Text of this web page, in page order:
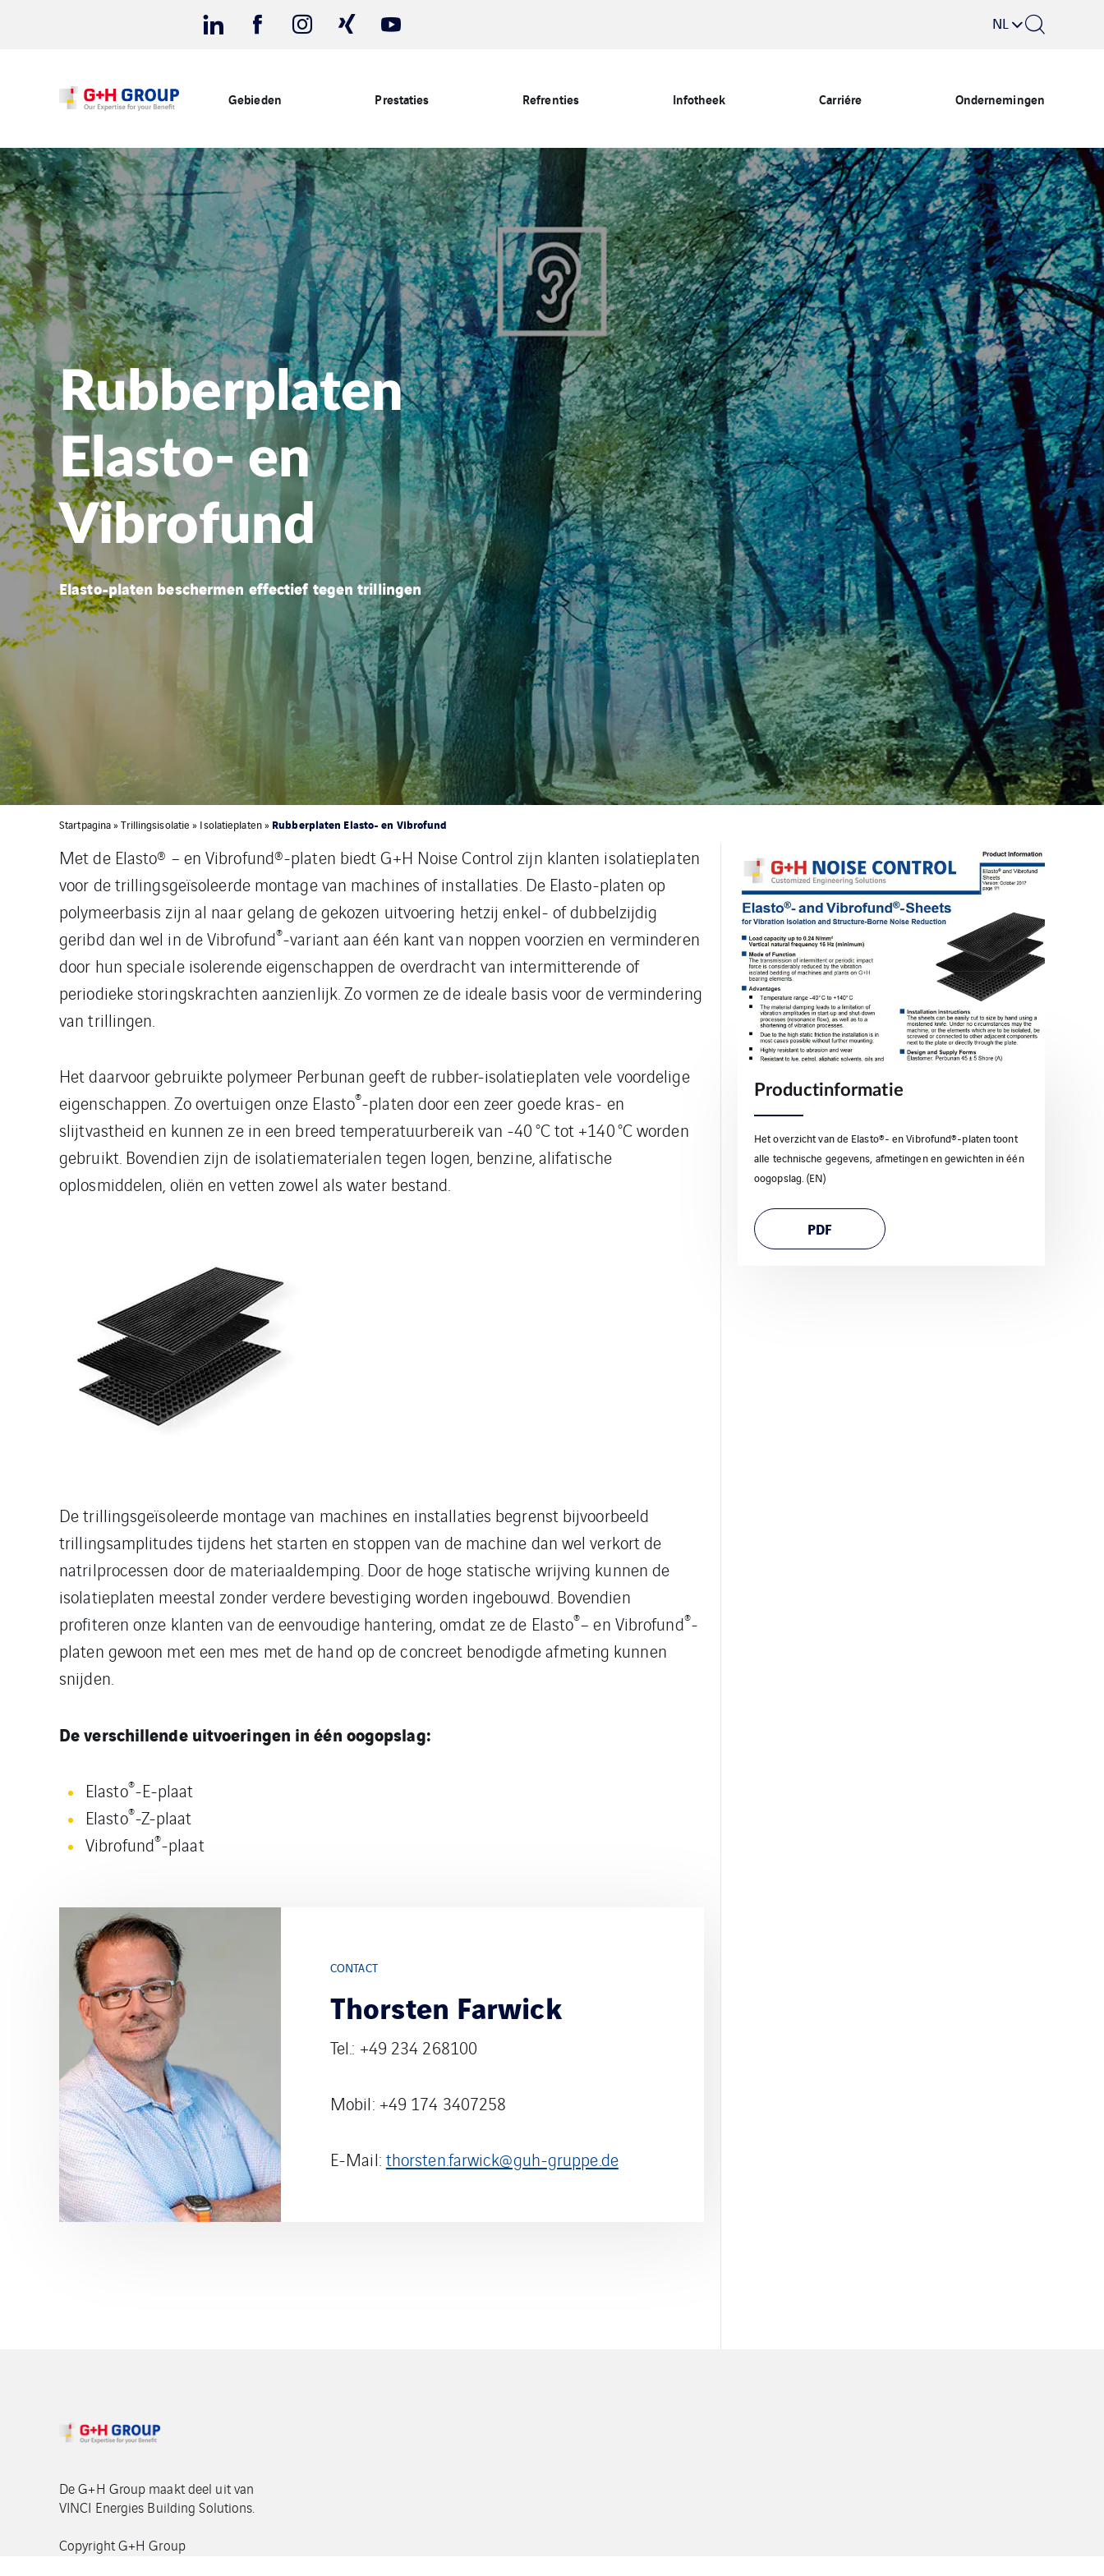
NL
Gebieden Prestaties Refrenties Infotheek Carriére Ondernemingen
Rubberplaten
Elasto- en
Vibrofund
Elasto-platen beschermen effectief tegen trillingen
Startpagina»Trillingsisolatie » Isolatieplaten» Rubberplaten Elasto- en Vibrofund
Met de Elasto® – en Vibrofund®-platen biedt G+H Noise Control zijn klanten isolatieplaten
voor de trillingsgeïsoleerde montage van machines of installaties. De Elasto-platen op
polymeerbasis zijn al naar gelang de gekozen uitvoering hetzij enkel- of dubbelzijdig
geribd dan wel in de Vibrofund®-variant aan één kant van noppen voorzien en verminderen
door hun speciale isolerende eigenschappen de overdracht van intermitterende of
periodieke storingskrachten aanzienlijk. Zo vormen ze de ideale basis voor de vermindering
van trillingen.
Het daarvoor gebruikte polymeer Perbunan geeft de rubber-isolatieplaten vele voordelige
eigenschappen. Zo overtuigen onze Elasto®-platen door een zeer goede kras- en
slijtvastheid en kunnen ze in een breed temperatuurbereik van -40 °C tot +140 °C worden
gebruikt. Bovendien zijn de isolatiematerialen tegen logen, benzine, alifatische
oplosmiddelen, oliën en vetten zowel als water bestand.
De trillingsgeïsoleerde montage van machines en installaties begrenst bijvoorbeeld
trillingsamplitudes tijdens het starten en stoppen van de machine dan wel verkort de
natrilprocessen door de materiaaldemping. Door de hoge statische wrijving kunnen de
isolatieplaten meestal zonder verdere bevestiging worden ingebouwd. Bovendien
profiteren onze klanten van de eenvoudige hantering, omdat ze de Elasto®– en Vibrofund®-
platen gewoon met een mes met de hand op de concreet benodigde afmeting kunnen
snijden.
De verschillende uitvoeringen in één oogopslag:
Elasto®-E-plaat
Elasto®-Z-plaat
Vibrofund®-plaat
CONTACT
Thorsten Farwick
Tel.: +49 234 268100
Mobil: +49 174 3407258
E-Mail: thorsten.farwick@guh-gruppe.de
Productinformatie
Het overzicht van de Elasto®- en Vibrofund®-platen toont
alle technische gegevens, afmetingen en gewichten in één
oogopslag. (EN)
PDF
De G+H Group maakt deel uit van
VINCI Energies Building Solutions.
Copyright G+H Group